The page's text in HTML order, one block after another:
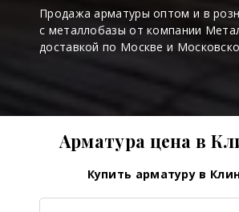
Продажа арматуры оптом и в
с металлобазы от компании
доставкой по Москве и
Арматура цена в
Купить арматуру в